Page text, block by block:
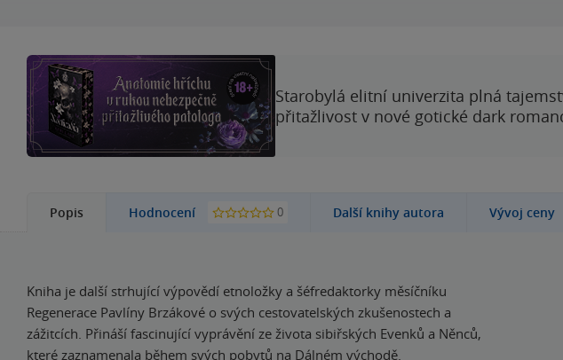
Starobylá elitní univerzita plná
přitažlivost v nové gotické dark
Popis Hodnocení 0 Další knihy autora Vývoj ceny
Kniha je další strhující výpovědí etnoložky a šéfredaktorky měsíčníku
Regenerace Pavlíny Brzákové o svých cestovatelských zkušenostech a
zážitcích. Přináší fascinující vyprávění ze života sibiřských Evenků a Něnců,
které zaznamenala během svých pobytů na Dálném východě.